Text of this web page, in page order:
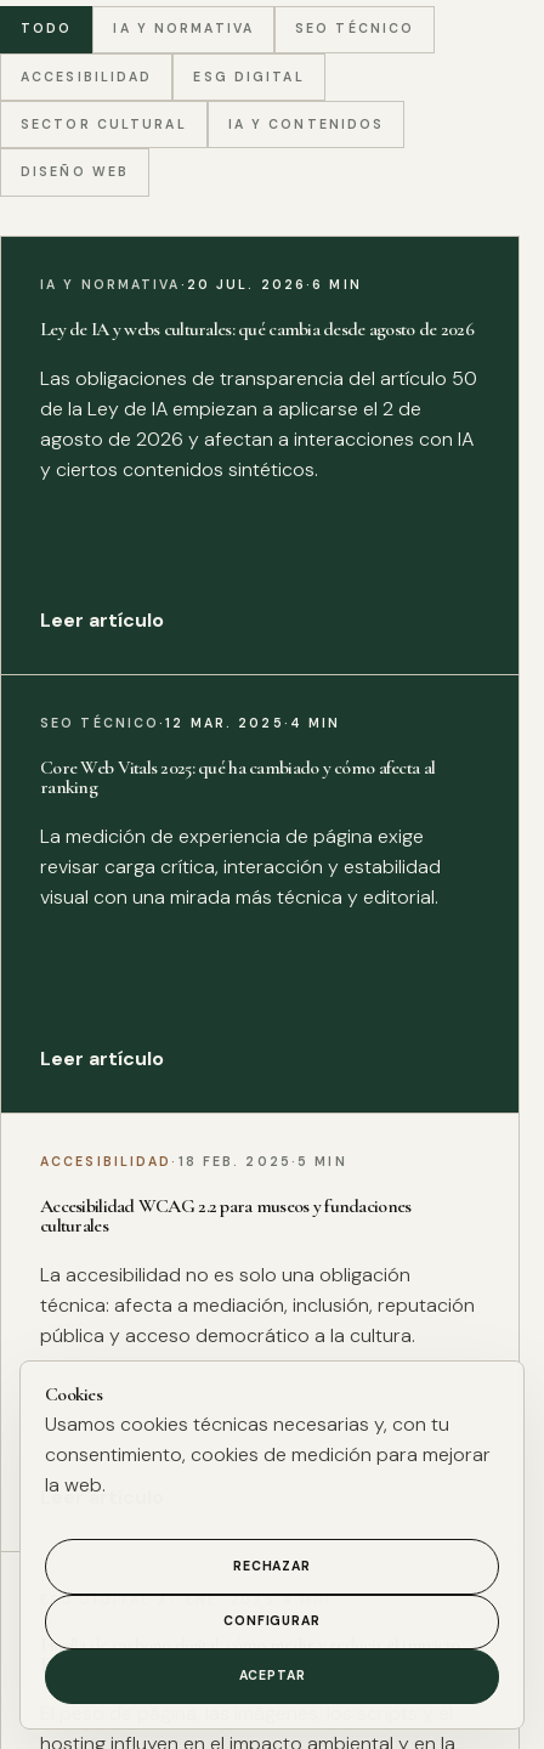
TODO IA Y NORMATIVA SEO TÉCNICO
ACCESIBILIDAD ESG DIGITAL
SECTOR CULTURAL IA Y CONTENIDOS
DISEÑO WEB
IA Y NORMATIVA · 20 JUL. 2026·6 MIN
Ley de IA y webs culturales: qué cambia desde agosto de 2026
Las obligaciones de transparencia del artículo 50
de la Ley de IA empiezan a aplicarse el 2 de
agosto de 2026 y afectan a interacciones con IA
y ciertos contenidos sintéticos.
Leer artículo
SEO TÉCNICO·12 MAR. 2025 · 4 MIN
Core Web Vitals 2025: qué ha cambiado y cómo afecta al
ranking
La medición de experiencia de página exige
revisar carga crítica, interacción y estabilidad
visual con una mirada más técnica y editorial.
Leer artículo
ACCESIBILIDAD · 18 FEB. 2025 · 5 MIN
Accesibilidad WCAG 2.2 para museos y fundaciones
culturales
La accesibilidad no es solo una obligación
técnica: afecta a mediación, inclusión, reputación
pública y acceso democrático a la cultura.
Leer artículo
ESG DIGITAL·27 ENE. 2025·4 MIN
Huella de carbono digital: cómo medir y reducir el impacto
ESG de una web
El peso de página, las imágenes, los scripts y el
hosting influyen en el impacto ambiental y en la
Cookies
Usamos cookies técnicas necesarias y, con tu
consentimiento, cookies de medición para mejorar
la web.
RECHAZAR
CONFIGURAR
ACEPTAR